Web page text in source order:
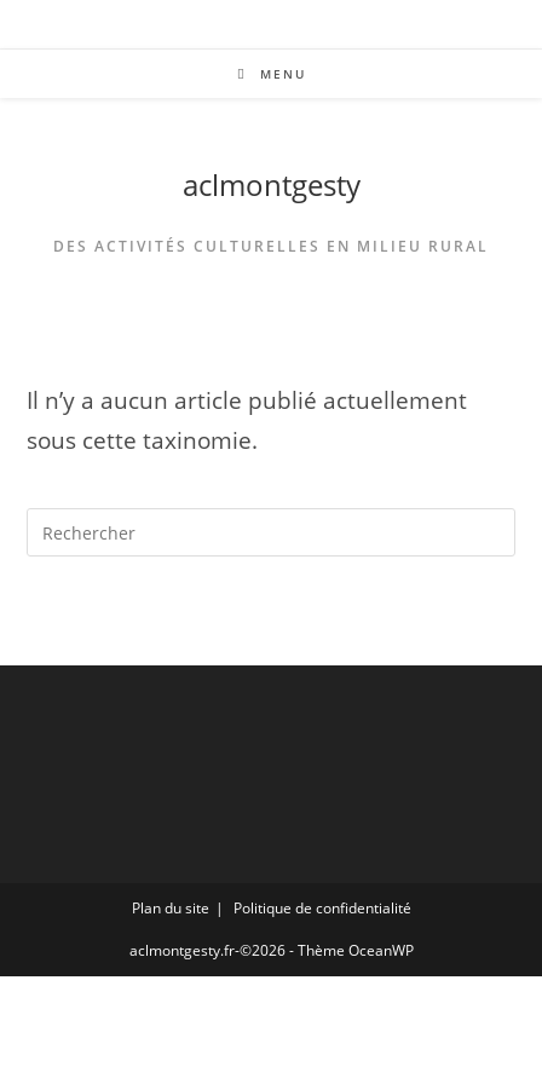
MENU
aclmontgesty
DES ACTIVITÉS CULTURELLES EN MILIEU RURAL
Il n’y a aucun article publié actuellement
sous cette taxinomie.
Plan du site Politique de confidentialité
aclmontgesty.fr-©2026 - Thème OceanWP